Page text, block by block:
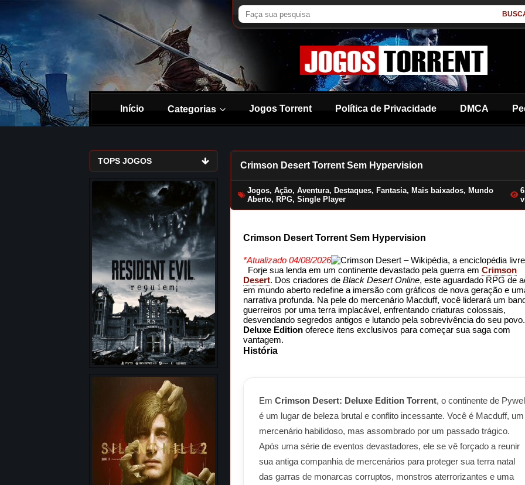
Início Categorias Jogos Torrent Política de Privacidade DMCA
TOPS JOGOS Crimson Desert Torrent Sem Hypervision
Jogos, Ação, Aventura, Destaques, Fantasia, Mais baixados, Mundo
Aberto, RPG, Single Player
Crimson Desert Torrent Sem Hypervision
*Atualizado 04/08/2026
Forje sua lenda em um continente devastado pela guerra em Crimson
Desert. Dos criadores de Black Desert Online, este aguardado RPG de
em mundo aberto redefine a imersão com gráficos de nova geração e
narrativa profunda. Na pele do mercenário Macduff, você liderará um
guerreiros por uma terra implacável, enfrentando criaturas colossais,
desvendando segredos antigos e lutando pela sobrevivência do seu
Deluxe Edition oferece itens exclusivos para começar sua saga com
vantagem.
História
Em Crimson Desert: Deluxe Edition Torrent, o continente de Pywel
é um lugar de beleza brutal e conflito incessante. Você é Macduff, um
mercenário habilidoso, mas assombrado por um passado trágico.
Após uma série de eventos devastadores, ele se vê forçado a reunir
sua antiga companhia de mercenários para proteger sua terra natal
das garras de monarcas corruptos, monstros aterrorizantes e uma